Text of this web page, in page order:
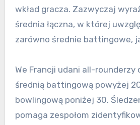
wkład gracza. Zazwyczaj
średnia łączna, w której
zarówno średnie battingowe,
We Francji udani all-rounderzy
średnią battingową powyżej
bowlingową poniżej 30.
pomaga zespołom